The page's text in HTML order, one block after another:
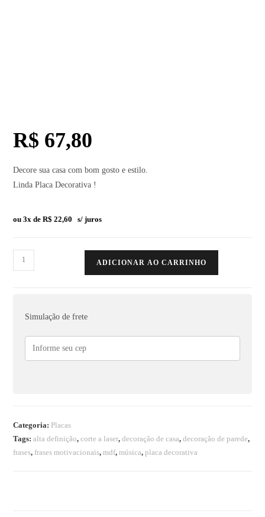
R$ 67,80
Decore sua casa com bom gosto e estilo.
Linda Placa Decorativa !
ou 3x deR$ 22,60 s/ juros
ADICIONAR AO CARRINHO
Simulação de frete
Categoria: Placas
Tags:alta definição,corte a laser,decoração de casa,decoração de parede,
frases, frases motivacionais,mdf,música,placa decorativa